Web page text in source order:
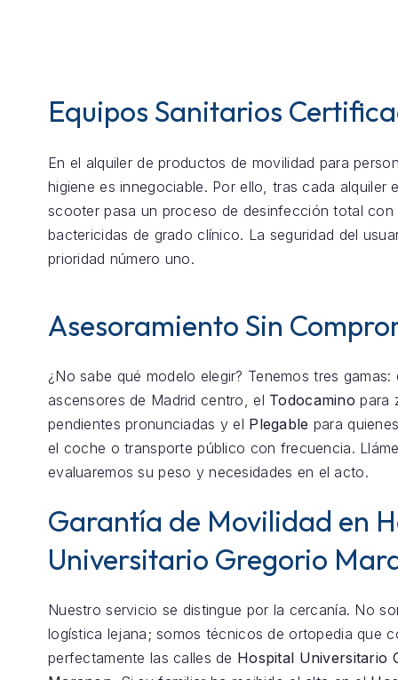
Equipos Sanitarios
En el alquiler de productos de movilidad para
higiene es innegociable. Por ello, tras cada alquiler
scooter pasa un proceso de desinfección total
bactericidas de grado clínico. La seguridad del
prioridad número uno.
Asesoramiento Sin
¿No sabe qué modelo elegir? Tenemos tres
ascensores de Madrid centro, el Todocamino para
pendientes pronunciadas y el Plegable para
el coche o transporte público con frecuencia.
evaluaremos su peso y necesidades en el acto.
Garantía de Movilidad en
Universitario Gregorio
Nuestro servicio se distingue por la cercanía. No
logística lejana; somos técnicos de ortopedia que
perfectamente las calles de Hospital Universitario